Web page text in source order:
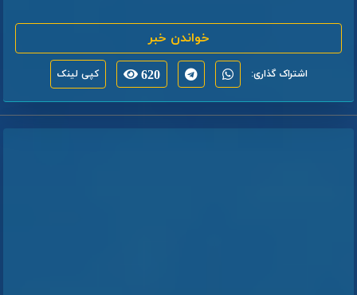
خواندن خبر
اشتراک گذاری: 620 کپی لینک